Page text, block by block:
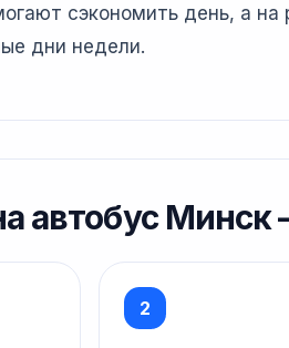
сэкономить день, а
дни недели.
автобус
2